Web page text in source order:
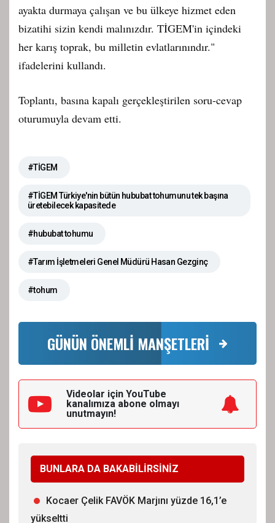
ayakta durmaya çalışan ve bu ülkeye hizmet eden
bizatihi sizin kendi malınızdır. TİGEM'in içindeki
her karış toprak, bu milletin evlatlarınındır."
ifadelerini kullandı.
Toplantı, basına kapalı gerçekleştirilen soru-cevap
oturumuyla devam etti.
#TİGEM
#TİGEM Türkiye'nin bütün hububat tohumunu tek başına
üretebilecek kapasitede
#hububat tohumu
#Tarım İşletmeleri Genel Müdürü Hasan Gezginç
#tohum
GÜNÜN ÖNEMLİ MANŞETLERİ
Videolar için YouTube
kanalımıza abone olmayı
unutmayın!
BUNLARA DA BAKABİLİRSİNİZ
Kocaer Çelik FAVÖK Marjını yüzde 16,1’e
yükseltti